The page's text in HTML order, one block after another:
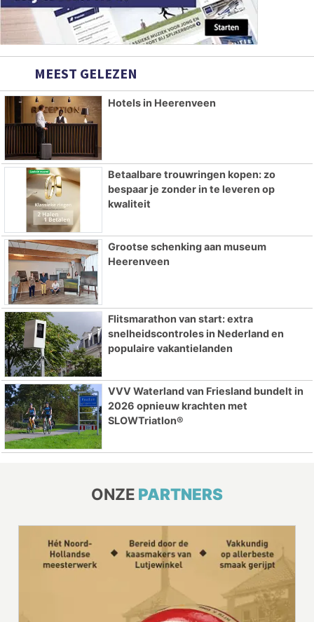
MEEST GELEZEN
Hotels in Heerenveen
Betaalbare trouwringen kopen: zo
bespaar je zonder in te leveren op
kwaliteit
Grootse schenking aan museum
Heerenveen
Flitsmarathon van start: extra
snelheidscontroles in Nederland en
populaire vakantielanden
VVV Waterland van Friesland bundelt in
2026 opnieuw krachten met
SLOWTriatlon®
ONZE PARTNERS